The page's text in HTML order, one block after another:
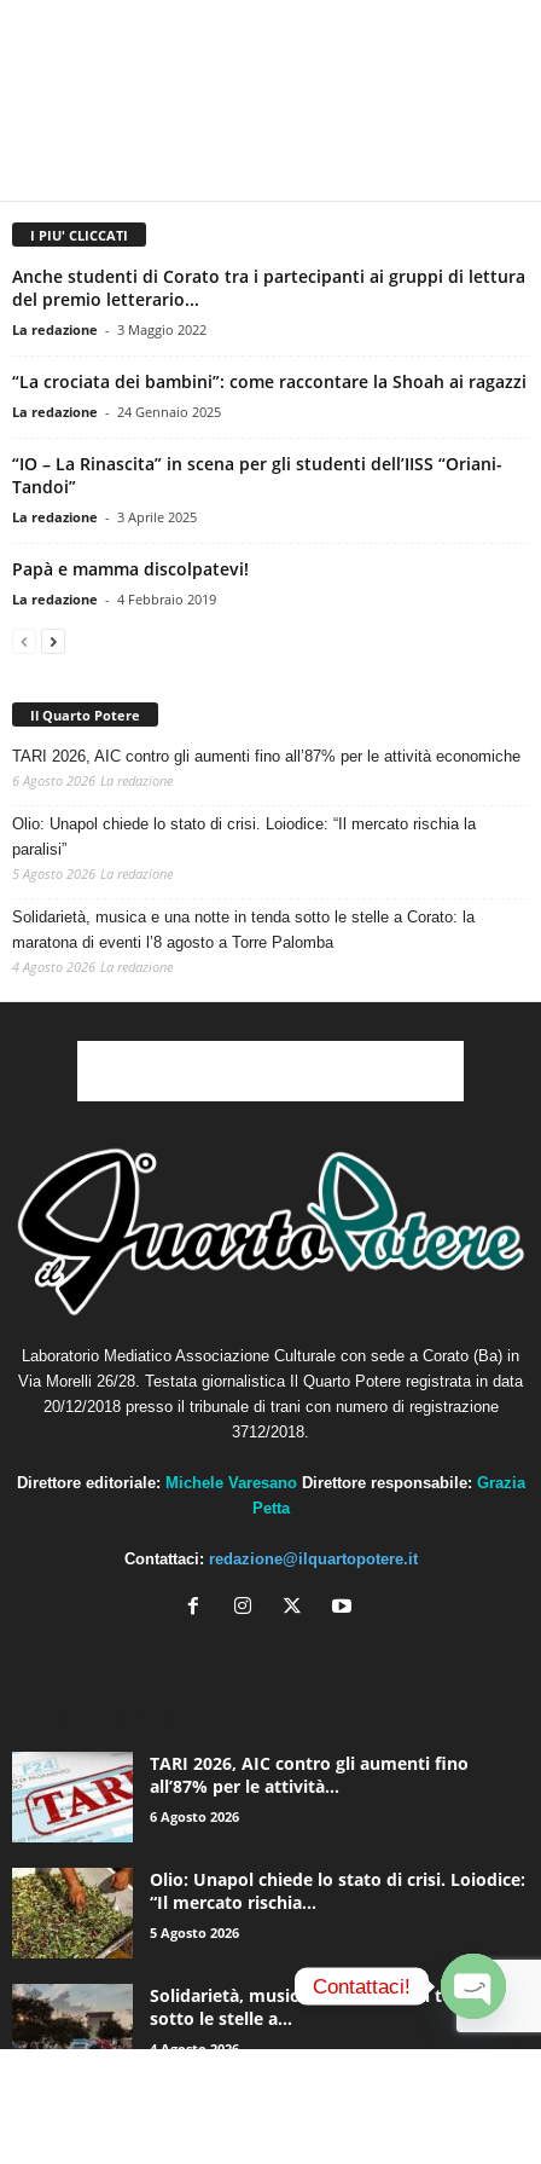
I PIU' CLICCATI
Anche studenti di Corato tra i partecipanti ai gruppi di lettura
del premio letterario...
La redazione - 3 Maggio 2022
“La crociata dei bambini”: come raccontare la Shoah ai ragazzi
La redazione - 24 Gennaio 2025
“IO – La Rinascita” in scena per gli studenti dell’IISS “Oriani-
Tandoi”
La redazione - 3 Aprile 2025
Papà e mamma discolpatevi!
La redazione - 4 Febbraio 2019
Il Quarto Potere
TARI 2026, AIC contro gli aumenti fino all’87% per le attività economiche
6 Agosto 2026 La redazione
Olio: Unapol chiede lo stato di crisi. Loiodice: “Il mercato rischia la
paralisi”
5 Agosto 2026 La redazione
Solidarietà, musica e una notte in tenda sotto le stelle a Corato: la
maratona di eventi l’8 agosto a Torre Palomba
4 Agosto 2026 La redazione
Laboratorio Mediatico Associazione Culturale con sede a Corato (Ba) in
Via Morelli 26/28. Testata giornalistica Il Quarto Potere registrata in data
20/12/2018 presso il tribunale di trani con numero di registrazione
3712/2018.
Direttore editoriale: Michele Varesano Direttore responsabile: Grazia
Petta
Contattaci: redazione@ilquartopotere.it
TARI 2026, AIC contro gli aumenti fino
all’87% per le attività...
6 Agosto 2026
Olio: Unapol chiede lo stato di crisi. Loiodice:
“Il mercato rischia...
5 Agosto 2026
Solidarietà, musica e una notte in tenda
sotto le stelle a...
4 Agosto 2026
Contattaci!
O